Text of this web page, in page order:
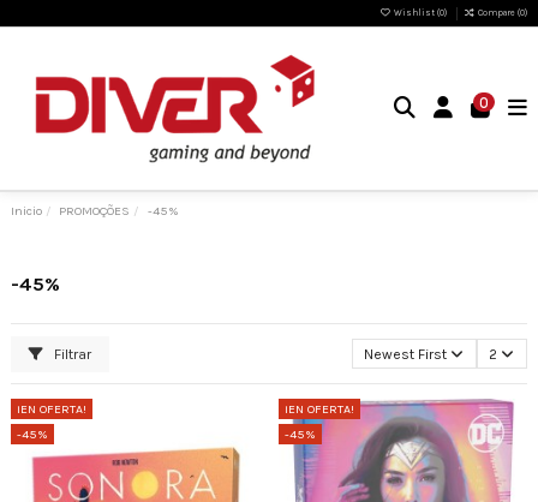
Wishlist (0) Compare (0)
0
Inicio PROMOÇÕES -45%
-45%
Filtrar Newest First 2
¡EN OFERTA!
-45%
¡EN OFERTA!
-45%